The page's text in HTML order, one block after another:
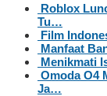
Roblox
Tu…
Film
Manfaat
Menikmati
Omoda O4
Ja…